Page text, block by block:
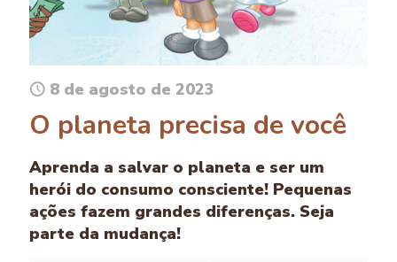
8 de agosto de 2023
O planeta precisa de você
Aprenda a salvar o planeta e ser um
herói do consumo consciente! Pequenas
ações fazem grandes diferenças. Seja
parte da mudança!